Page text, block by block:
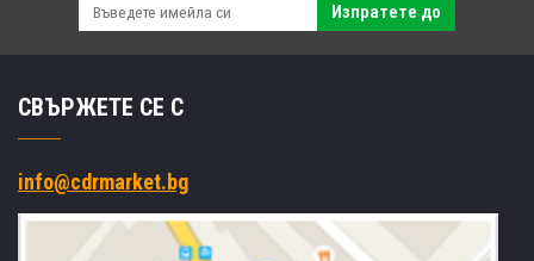
Изпратете до
СВЪРЖЕТЕ СЕ С
info@cdrmarket.bg